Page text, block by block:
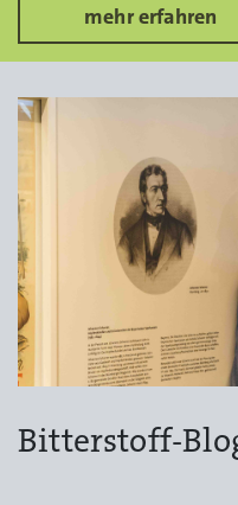
mehr erfahren
Bitterstoff-